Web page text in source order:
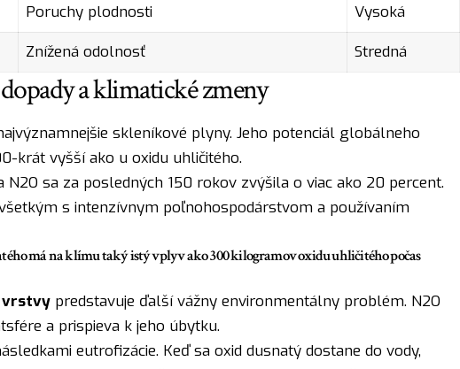
Poruchy plodnosti
Vysoká
Znížená odolnosť Stredná
a klimatické zmeny
skleníkové plyny. Jeho potenciál globálneho
krát vyšší ako u oxidu uhličitého.
N2O sa za posledných 150 rokov zvýšila o viac ako 20 percent.
s intenzívnym poľnohospodárstvom a používaním
má na klímu taký istý vplyv ako 300 kilogramov oxidu uhličitého počas
vrstvypredstavuje ďalší vážny environmentálny problém. N2O
a prispieva k jeho úbytku.
eutrofizácie. Keď sa oxid dusnatý dostane do vody,